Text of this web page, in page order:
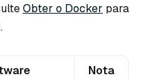
Obter o Docker para
Nota